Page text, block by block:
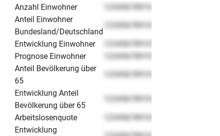
Anzahl Einwohner
12345678910
Anteil Einwohner
Bundesland/Deutschland
12345678910
Entwicklung Einwohner
12345678910
Prognose Einwohner
12345678910
Anteil Bevölkerung über
65
12345678910
Entwicklung Anteil
Bevölkerung über 65
12345678910
Arbeitslosenquote
12345678910
Entwicklung